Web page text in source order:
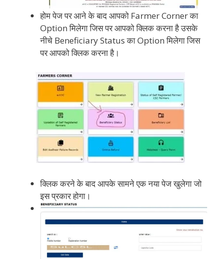
होम पेज पर आने के बाद आपको Farmer Corner का
Option मिलेगा जिस पर आपको क्लिक करना है उसके
नीचे Beneficiary Status का Option मिलेगा जिस
पर आपको क्लिक करना है।
क्लिक करने के बाद आपके सामने एक नया पेज खुलेगा जो
इस प्रकार होगा।